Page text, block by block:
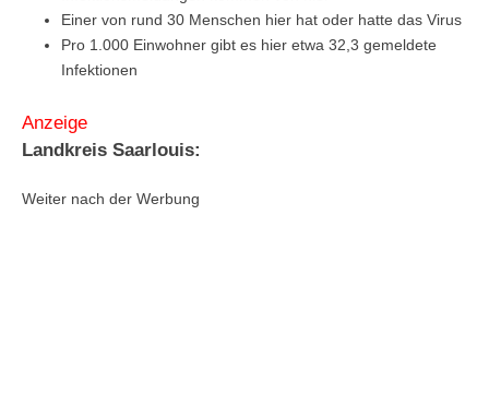
Einer von rund 30 Menschen hier hat oder hatte das Virus
Pro 1.000 Einwohner gibt es hier etwa 32,3 gemeldete
Infektionen
Anzeige
Landkreis Saarlouis:
Weiter nach der Werbung